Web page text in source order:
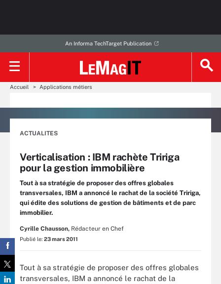
An Informa TechTarget Publication
Accueil Applications métiers
ACTUALITES
Verticalisation : IBM rachète Tririga
pour la gestion immobilière
Tout à sa stratégie de proposer des offres globales
transversales, IBM a annoncé le rachat de la société Tririga,
qui édite des solutions de gestion de bâtiments et de parc
immobilier.
Cyrille Chausson, Rédacteur en Chef
Publié le: 23 mars 2011
Tout à sa stratégie de proposer des offres globales
transversales, IBM a annoncé le rachat de la